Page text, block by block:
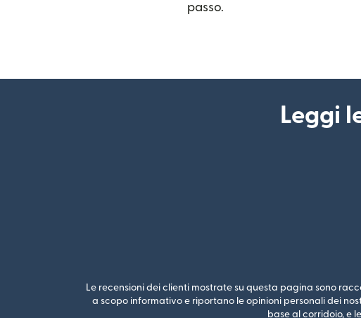
passo.
Leggi
Le recensioni dei clienti mostrate su questa pagina sono
a scopo informativo e riportano le opinioni personali dei
base al corridoio, e